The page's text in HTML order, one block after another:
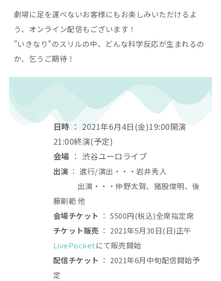
劇場に足を運べないお客様にもお楽しみいただけるよ
う、オンライン配信もございます！
”いきなり”のスリルの中、どんな科学反応が生まれるの
か、乞うご期待！
日時 ： 2021年6月4日(金)19:00開演
21:00終演(予定)
会場 ： 渋谷ユーロライブ
出演 ： 進行/演出・・・岩井秀人
出演・・・仲野太賀、猪股俊明、後
藤剛範 他
会場チケット ： 5500円(税込)全席指定席
チケット販売 ： 2021年5月30日(日)正午
LivePocketにて販売開始
配信チケット ： 2021年6月中旬配信開始予
定